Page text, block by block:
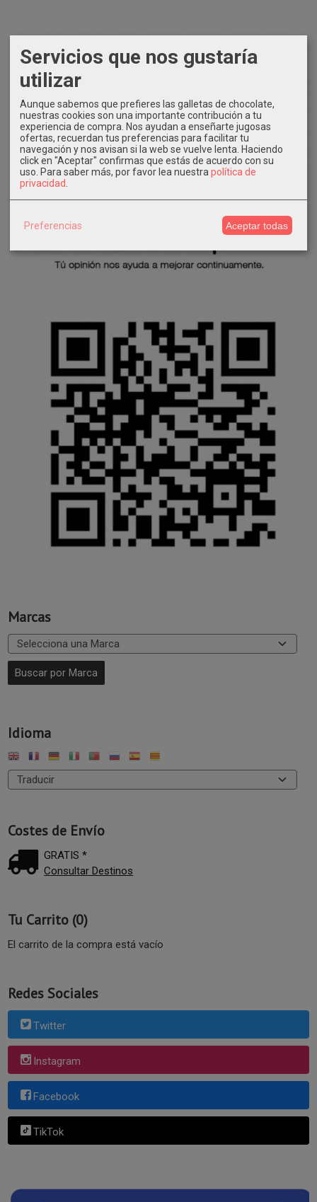
Marcas
Idioma
Costes de Envío
GRATIS *
Consultar Destinos
Tu Carrito (0)
El carrito de la compra está vacío
Redes Sociales
Twitter
Instagram
Facebook
TikTok
Servicios que nos gustaría
utilizar
Aunque sabemos que prefieres las galletas de chocolate,
nuestras cookies son una importante contribución a tu
experiencia de compra. Nos ayudan a enseñarte jugosas
ofertas, recuerdan tus preferencias para facilitar tu
navegación y nos avisan si la web se vuelve lenta. Haciendo
click en "Aceptar" confirmas que estás de acuerdo con su
uso. Para saber más, por favor lea nuestra política de
privacidad
Preferencias Aceptar todas